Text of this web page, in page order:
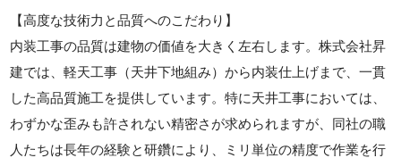
【高度な技術力と品質へのこだわり】
内装工事の品質は建物の価値を大きく左右します。株式会社昇
建では、軽天工事（天井下地組み）から内装仕上げまで、一貫
した高品質施工を提供しています。特に天井工事においては、
わずかな歪みも許されない精密さが求められますが、同社の職
人たちは長年の経験と研鑽により、ミリ単位の精度で作業を行